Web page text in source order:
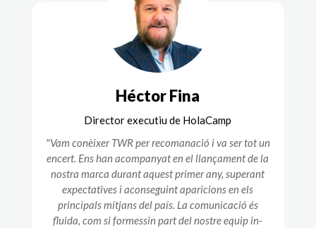
Héctor Fina
Director executiu de HolaCamp
"Vam conèixer TWR per recomanació i va ser tot un
encert. Ens han acompanyat en el llançament de la
nostra marca durant aquest primer any, superant
expectatives i aconseguint aparicions en els
principals mitjans del país. La comunicació és
fluida, com si formessin part del nostre equip in-